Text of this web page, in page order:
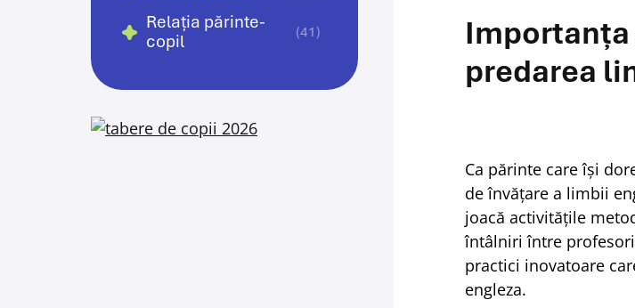
Relația părinte-
copil
(41)
predarea
Ca părinte care își
de învățare a limbii
joacă activitățile
întâlniri între
practici inovatoare
engleza.